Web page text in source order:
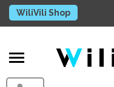
WiliVili Shop